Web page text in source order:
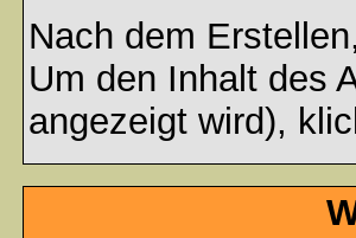
Nach dem
Um den Inhalt des
angezeigt wird),